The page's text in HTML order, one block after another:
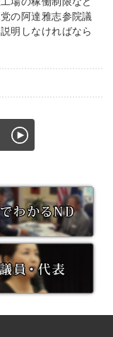
の阿達雅志参院議
明しなければなら